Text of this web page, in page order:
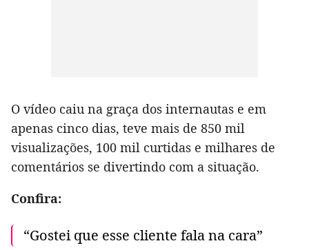
O vídeo caiu na graça dos internautas e em
apenas cinco dias, teve mais de 850 mil
visualizações, 100 mil curtidas e milhares de
comentários se divertindo com a situação.
Confira:
“Gostei que esse cliente fala na cara”